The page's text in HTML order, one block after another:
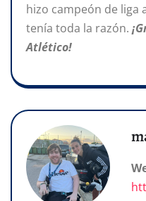
hizo campeón de liga
tenía toda la razón.
Atlético!